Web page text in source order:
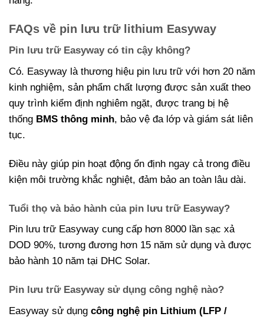
FAQs về pin lưu trữ lithium Easyway
Pin lưu trữ Easyway có tin cậy không?
Có. Easyway là thương hiệu pin lưu trữ với hơn 20 năm
kinh nghiệm, sản phẩm chất lượng được sản xuất theo
quy trình kiểm định nghiêm ngặt, được trang bị hệ
thống BMS thông minh, bảo vệ đa lớp và giám sát liên
tục.
Điều này giúp pin hoạt động ổn định ngay cả trong điều
kiện môi trường khắc nghiệt, đảm bảo an toàn lâu dài.
Tuổi thọ và bảo hành của pin lưu trữ Easyway?
Pin lưu trữ Easyway cung cấp hơn 8000 lần sạc xả
DOD 90%, tương đương hơn 15 năm sử dụng và được
bảo hành 10 năm tại DHC Solar.
Pin lưu trữ Easyway sử dụng công nghệ nào?
Easyway sử dụng công nghệ pin Lithium (LFP /